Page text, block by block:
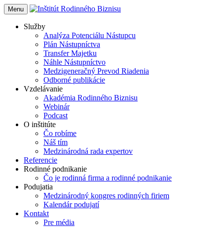
Menu
Služby
Analýza Potenciálu Nástupcu
Plán Nástupníctva
Transfer Majetku
Náhle Nástupníctvo
Medzigeneračný Prevod Riadenia
Odborné publikácie
Vzdelávanie
Akadémia Rodinného Biznisu
Webinár
Podcast
O inštitúte
Čo robíme
Náš tím
Medzinárodná rada expertov
Referencie
Rodinné podnikanie
Čo je rodinná firma a rodinné podnikanie
Podujatia
Medzinárodný kongres rodinných firiem
Kalendár podujatí
Kontakt
Pre média